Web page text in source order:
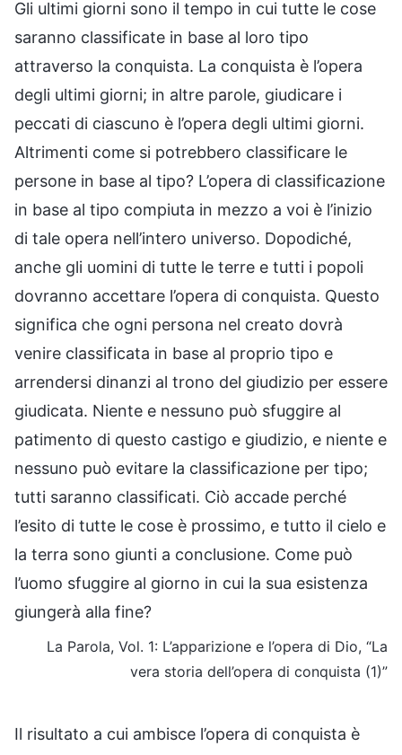
Gli ultimi giorni sono il tempo in cui tutte le cose
saranno classificate in base al loro tipo
attraverso la conquista. La conquista è l’opera
degli ultimi giorni; in altre parole, giudicare i
peccati di ciascuno è l’opera degli ultimi giorni.
Altrimenti come si potrebbero classificare le
persone in base al tipo? L’opera di classificazione
in base al tipo compiuta in mezzo a voi è l’inizio
di tale opera nell’intero universo. Dopodiché,
anche gli uomini di tutte le terre e tutti i popoli
dovranno accettare l’opera di conquista. Questo
significa che ogni persona nel creato dovrà
venire classificata in base al proprio tipo e
arrendersi dinanzi al trono del giudizio per essere
giudicata. Niente e nessuno può sfuggire al
patimento di questo castigo e giudizio, e niente e
nessuno può evitare la classificazione per tipo;
tutti saranno classificati. Ciò accade perché
l’esito di tutte le cose è prossimo, e tutto il cielo e
la terra sono giunti a conclusione. Come può
l’uomo sfuggire al giorno in cui la sua esistenza
giungerà alla fine?
La Parola, Vol. 1: L’apparizione e l’opera di Dio, “La
vera storia dell’opera di conquista (1)”
Il risultato a cui ambisce l’opera di conquista è